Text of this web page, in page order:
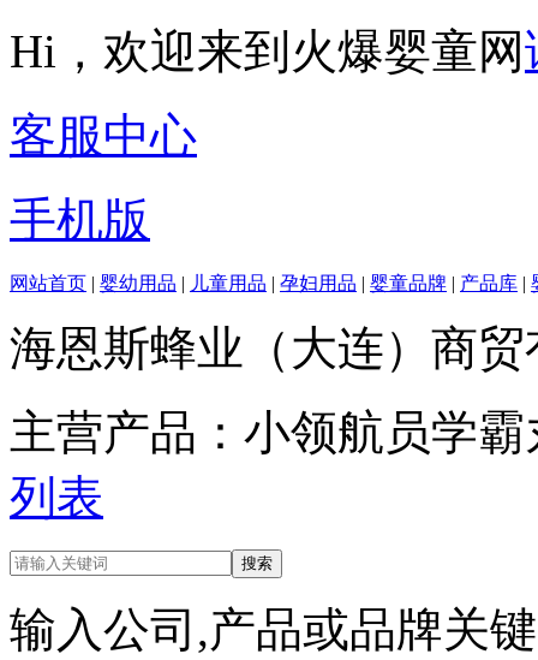
Hi，欢迎来到火爆婴童网
客服中心
手机版
网站首页 | 婴幼用品 | 儿童用品 | 孕妇用品 | 婴童品牌 | 产品库 |
海恩斯蜂业（大连）商
主营产品：小领航员学
列表
输入公司,产品或品牌关